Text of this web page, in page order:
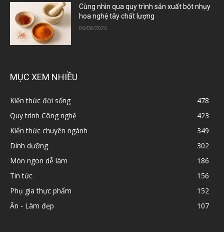
Cùng nhìn qua quy trình sản xuất bột nhụy
hoa nghệ tây chất lượng
06/08/2026
MỤC XEM NHIỀU
Kiến thức đời sống
478
Quy trình Công nghệ
423
Kiến thức chuyên ngành
349
Dinh dưỡng
302
Món ngon dễ làm
186
Tin tức
156
Phụ gia thực phẩm
152
Ăn - Làm đẹp
107